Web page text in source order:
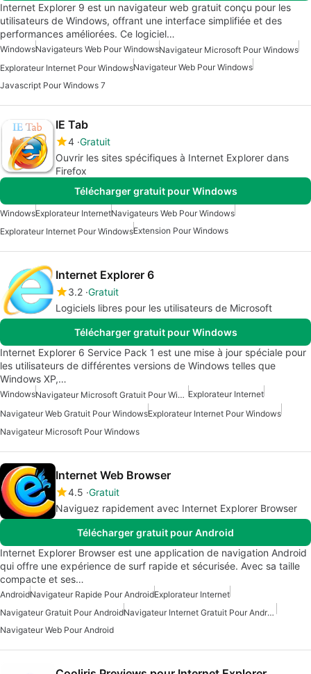
Internet Explorer 9 est un navigateur web gratuit conçu pour les
utilisateurs de Windows, offrant une interface simplifiée et des
performances améliorées. Ce logiciel…
WindowsNavigateurs Web Pour WindowsNavigateur Microsoft Pour Windows
Explorateur Internet Pour WindowsNavigateur Web Pour Windows
Javascript Pour Windows 7
IE Tab
4 Gratuit
Ouvrir les sites spécifiques à Internet Explorer dans
Firefox
Télécharger gratuit pour Windows
WindowsExplorateur InternetNavigateurs Web Pour Windows
Explorateur Internet Pour WindowsExtension Pour Windows
Internet Explorer 6
3.2 Gratuit
Logiciels libres pour les utilisateurs de Microsoft
Télécharger gratuit pour Windows
Internet Explorer 6 Service Pack 1 est une mise à jour spéciale pour
les utilisateurs de différentes versions de Windows telles que
Windows XP,…
Windows Navigateur Microsoft Gratuit Pour Windows Explorateur Internet
Navigateur Web Gratuit Pour WindowsExplorateur Internet Pour Windows
Navigateur Microsoft Pour Windows
Internet Web Browser
4.5 Gratuit
Naviguez rapidement avec Internet Explorer Browser
Télécharger gratuit pour Android
Internet Explorer Browser est une application de navigation Android
qui offre une expérience de surf rapide et sécurisée. Avec sa taille
compacte et ses…
AndroidNavigateur Rapide Pour AndroidExplorateur Internet
Navigateur Gratuit Pour Android
Navigateur Internet Gratuit Pour Android
Navigateur Web Pour Android